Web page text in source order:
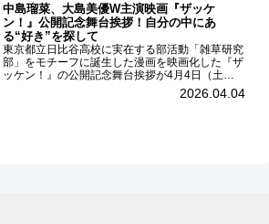
中島瑠菜、大島美優W主演映画『ザッケ
ン！』公開記念舞台挨拶！自分の中にあ
る“好き”を探して
東京都立日比谷高校に実在する部活動「雑草研究
部」をモチーフに誕生した漫画を映画化した『ザ
ッケン！』の公開記念舞台挨拶が4月4日（土）
ユナイテッドシネマお台場で開催され、出演者の
中島瑠菜、大島美優、八神遼介（ICEx）、阿佐
2026.04.04